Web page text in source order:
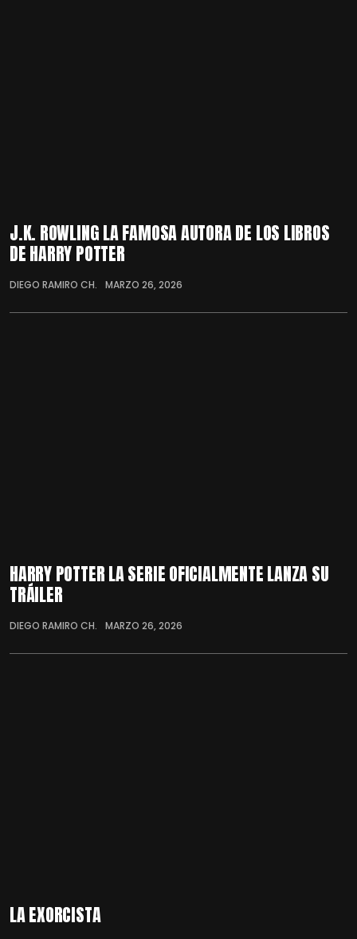
J.K. ROWLING LA FAMOSA AUTORA DE LOS LIBROS
DE HARRY POTTER
DIEGO RAMIRO CH. MARZO 26, 2026
HARRY POTTER LA SERIE OFICIALMENTE LANZA SU
TRÁILER
DIEGO RAMIRO CH. MARZO 26, 2026
LA EXORCISTA